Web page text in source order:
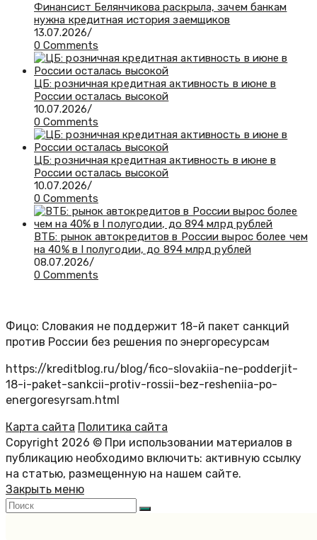
Финансист Белянчикова раскрыла, зачем банкам
нужна кредитная история заемщиков
13.07.2026/
0 Comments
ЦБ: розничная кредитная активность в июне в
России осталась высокой
10.07.2026/
0 Comments
ЦБ: розничная кредитная активность в июне в
России осталась высокой
10.07.2026/
0 Comments
ВТБ: рынок автокредитов в России вырос более чем
на 40% в I полугодии, до 894 млрд рублей
08.07.2026/
0 Comments
Фицо: Словакия не поддержит 18-й пакет санкций
против России без решения по энергоресурсам
https://kreditblog.ru/blog/fico-slovakiia-ne-podderjit-
18-i-paket-sankcii-protiv-rossii-bez-resheniia-po-
energoresyrsam.html
Карта сайта Политика сайта
Copyright 2026 © При использовании материалов в
публикацию необходимо включить: активную ссылку
на статью, размещенную на нашем сайте.
Закрыть меню